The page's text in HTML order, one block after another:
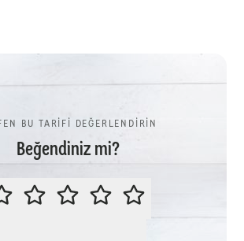
BU TARİFİ DEĞERLENDİRİN
Beğendiniz mi?
LÜTFEN BU TARİFİ